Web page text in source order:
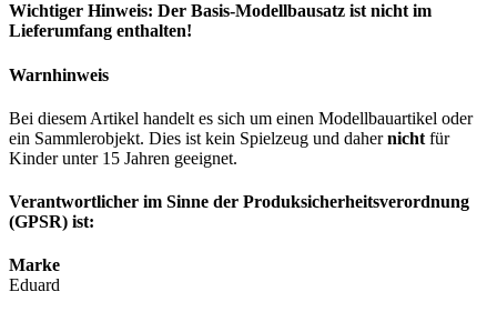
Wichtiger Hinweis: Der Basis-Modellbausatz ist nicht im
Lieferumfang enthalten!
Warnhinweis
Bei diesem Artikel handelt es sich um einen Modellbauartikel oder
ein Sammlerobjekt. Dies ist kein Spielzeug und dahernicht für
Kinder unter 15 Jahren geeignet.
Verantwortlicher im Sinne der Produksicherheitsverordnung
(GPSR) ist:
Marke
Eduard